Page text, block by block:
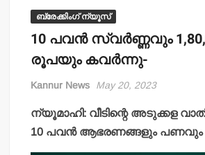
ബ്രേക്കിംഗ് ന്യൂസ്
10 പവന്‍ സ്വര്‍ണ്ണവും
രൂപയും കവര്‍ന്നു-
Kannur News May 20, 2023
ന്യൂമാഹി: വീടിന്റെ അടുക്കള
10 പവന്‍ ആഭരണങ്ങളും പണവും